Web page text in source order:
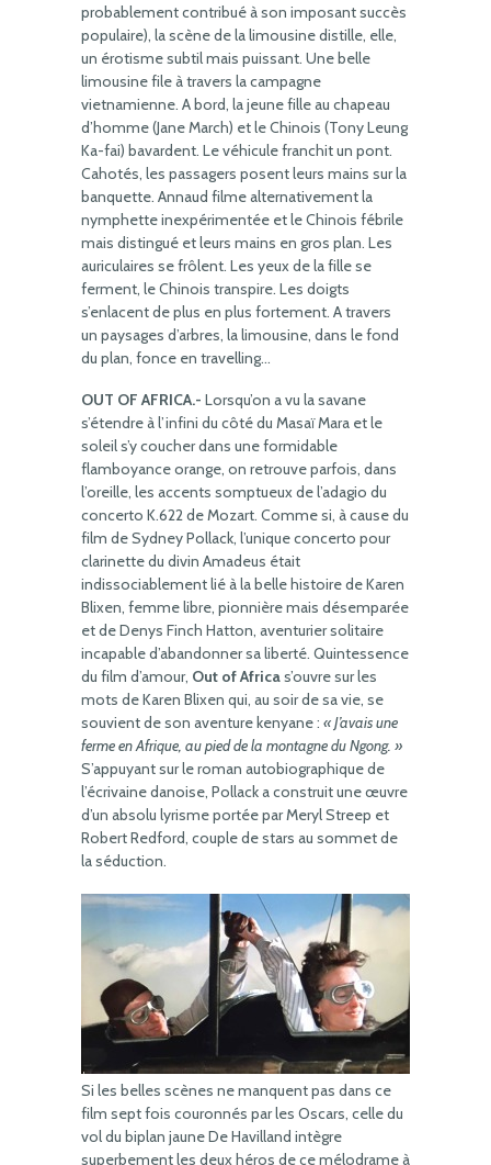
probablement contribué à son imposant succès
populaire), la scène de la limousine distille, elle,
un érotisme subtil mais puissant. Une belle
limousine file à travers la campagne
vietnamienne. A bord, la jeune fille au chapeau
d’homme (Jane March) et le Chinois (Tony Leung
Ka-fai) bavardent. Le véhicule franchit un pont.
Cahotés, les passagers posent leurs mains sur la
banquette. Annaud filme alternativement la
nymphette inexpérimentée et le Chinois fébrile
mais distingué et leurs mains en gros plan. Les
auriculaires se frôlent. Les yeux de la fille se
ferment, le Chinois transpire. Les doigts
s’enlacent de plus en plus fortement. A travers
un paysages d’arbres, la limousine, dans le fond
du plan, fonce en travelling…
OUT OF AFRICA.- Lorsqu’on a vu la savane
s’étendre à l’infini du côté du Masaï Mara et le
soleil s’y coucher dans une formidable
flamboyance orange, on retrouve parfois, dans
l’oreille, les accents somptueux de l’adagio du
concerto K.622 de Mozart. Comme si, à cause du
film de Sydney Pollack, l’unique concerto pour
clarinette du divin Amadeus était
indissociablement lié à la belle histoire de Karen
Blixen, femme libre, pionnière mais désemparée
et de Denys Finch Hatton, aventurier solitaire
incapable d’abandonner sa liberté. Quintessence
du film d’amour, Out of Africas’ouvre sur les
mots de Karen Blixen qui, au soir de sa vie, se
souvient de son aventure kenyane : « J’avais une
ferme en Afrique, au pied de la montagne du Ngong. »
S’appuyant sur le roman autobiographique de
l’écrivaine danoise, Pollack a construit une œuvre
d’un absolu lyrisme portée par Meryl Streep et
Robert Redford, couple de stars au sommet de
la séduction.
Si les belles scènes ne manquent pas dans ce
film sept fois couronnés par les Oscars, celle du
vol du biplan jaune De Havilland intègre
superbement les deux héros de ce mélodrame à